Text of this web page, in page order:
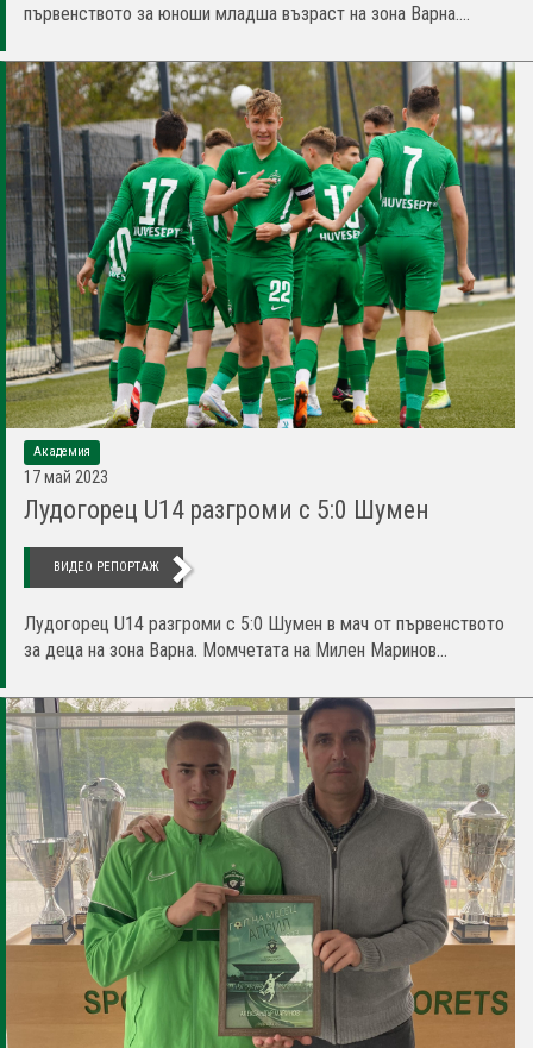
първенството за юноши младша възраст на зона Варна....
Академия
17 май 2023
Лудогорец U14 разгроми с 5:0 Шумен
ВИДЕО РЕПОРТАЖ
Лудогорец U14 разгроми с 5:0 Шумен в мач от първенството
за деца на зона Варна. Момчетата на Милен Маринов...